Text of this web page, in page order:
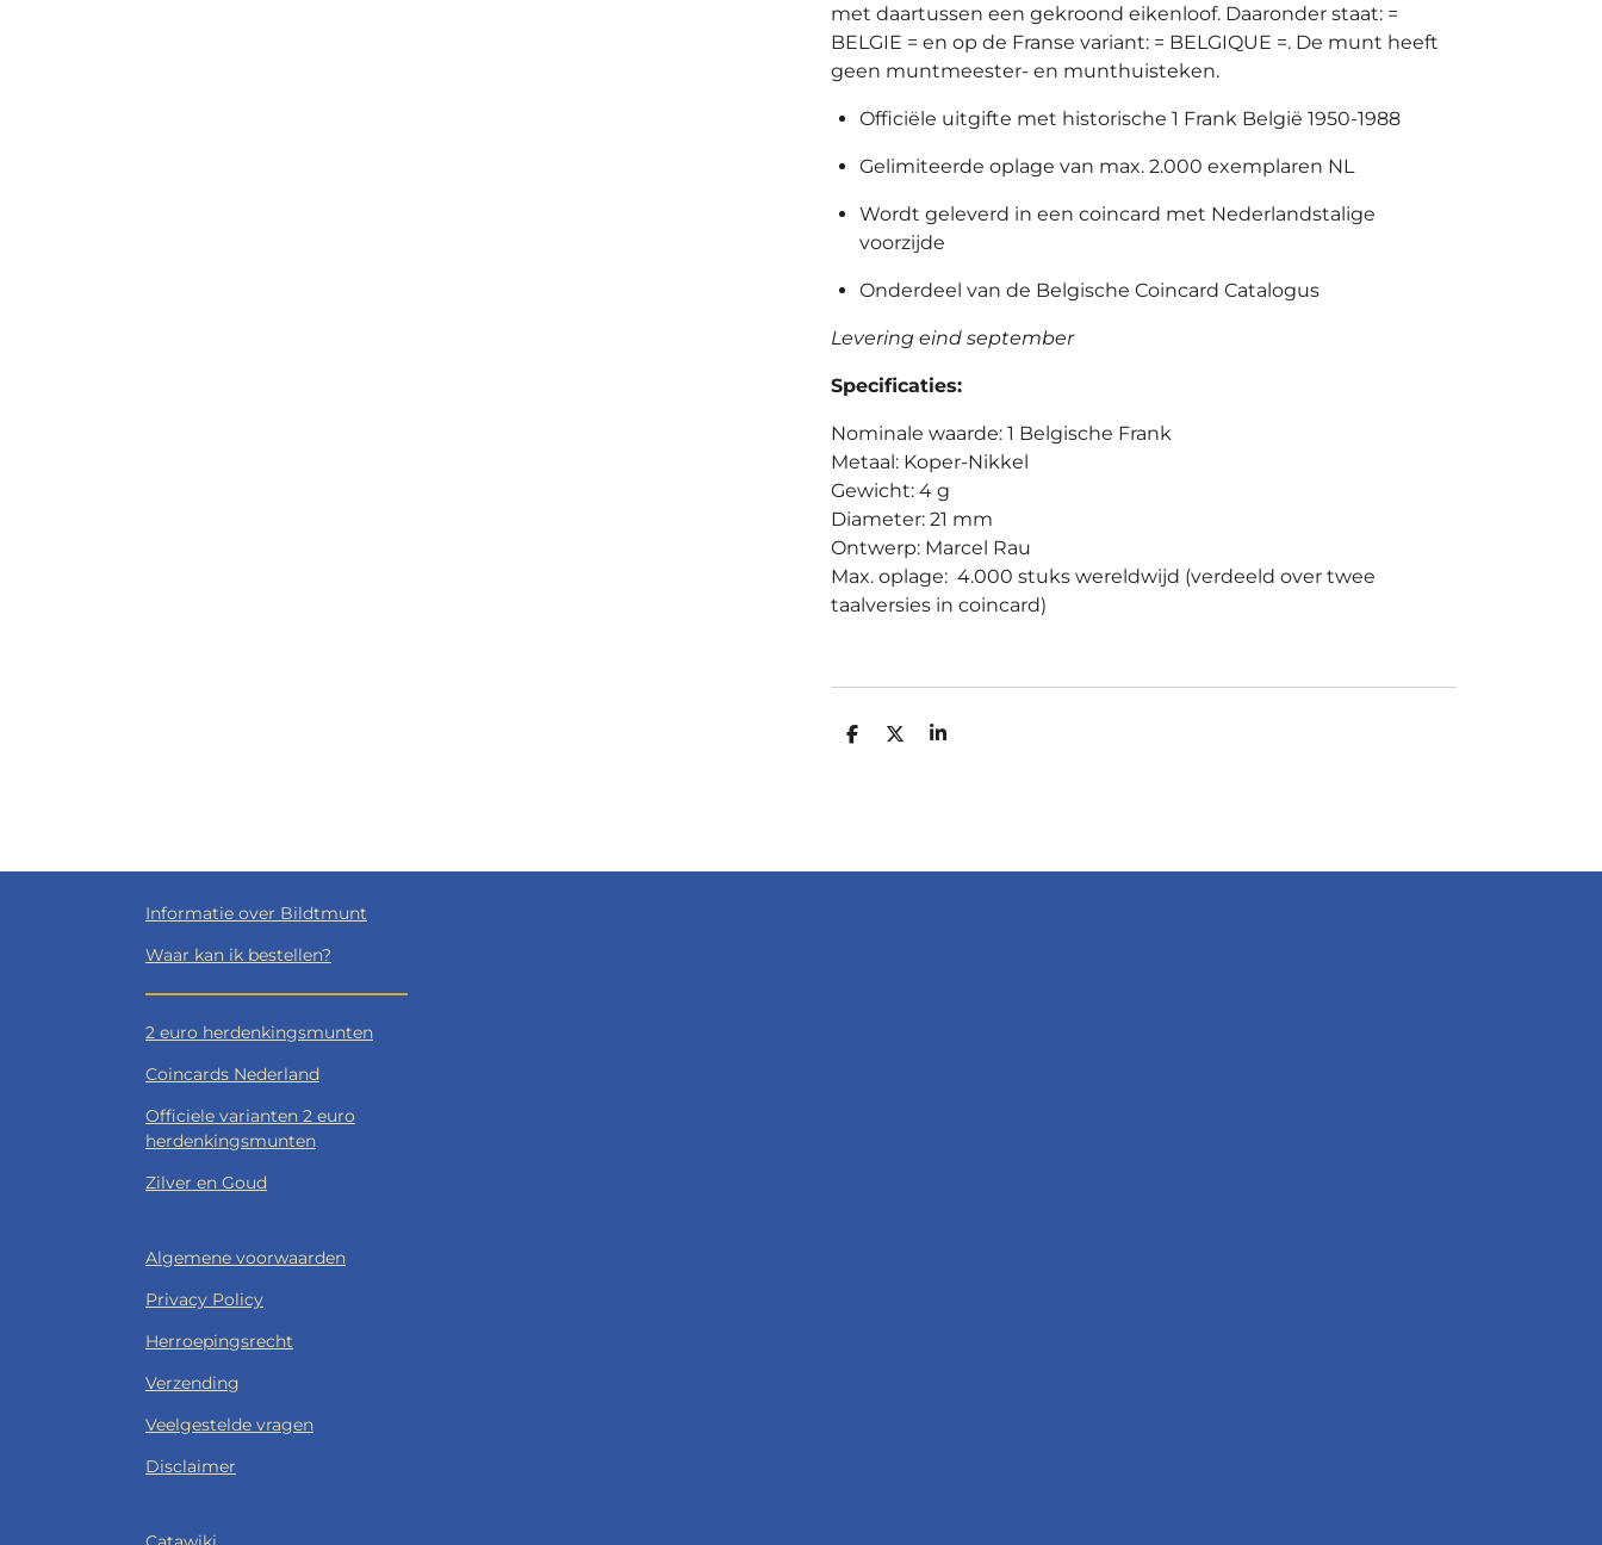
met daartussen een gekroond eikenloof. Daaronder staat: =
BELGIE = en op de Franse variant: = BELGIQUE =. De munt heeft
geen muntmeester- en munthuisteken.
Officiële uitgifte met historische 1 Frank België 1950-1988
Gelimiteerde oplage van max. 2.000 exemplaren NL
Wordt geleverd in een coincard met Nederlandstalige
voorzijde
Onderdeel van de Belgische Coincard Catalogus
Levering eind september
Specificaties:
Nominale waarde: 1 Belgische Frank
Metaal: Koper-Nikkel
Gewicht: 4 g
Diameter: 21 mm
Ontwerp: Marcel Rau
Max. oplage: 4.000 stuks wereldwijd (verdeeld over twee
taalversies in coincard)
D
D
S
Informatie over Bildtmunt
Waar kan ik bestellen?
2 euro herdenkingsmunten
Coincards Nederland
Officiele varianten 2 euro
herdenkingsmunten
Zilver en Goud
Algemene voorwaarden
Privacy Policy
Herroepingsrecht
Verzending
Veelgestelde vragen
Disclaimer